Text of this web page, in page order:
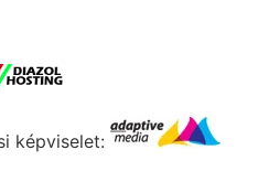
képviselet: